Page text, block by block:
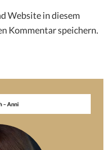
Website in diesem
Kommentar speichern.
– Anni